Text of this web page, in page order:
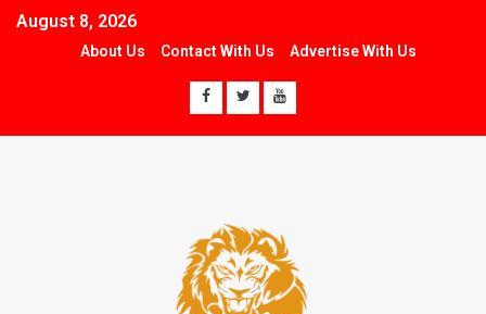
August 8, 2026
About Us Contact With Us Advertise With Us